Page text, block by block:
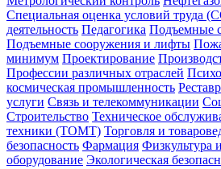
Специальная оценка условий труда
деятельность Педагогика Подъемные
Подъемные сооружения и лифты
минимум Проектирование
Профессии различных отраслей
космическая промышленность
услуги Связь и телекоммуникации
Строительство Техническое
техники (ТОМТ) Торговля и
безопасность Фармация Физкультура
оборудование Экологическая